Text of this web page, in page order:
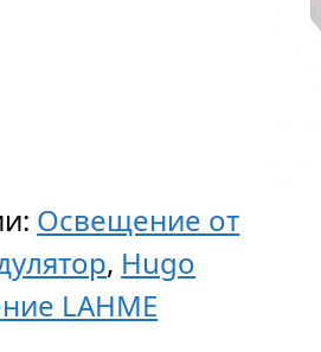
Освещение от
, Hugo
LAHME